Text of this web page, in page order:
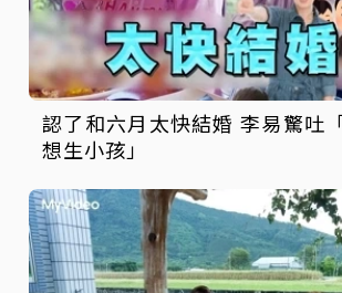
認了和六月太快結婚 李易驚吐「再選一次不
想生小孩」